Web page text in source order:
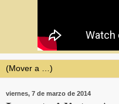
viernes, 7 de marzo de 2014